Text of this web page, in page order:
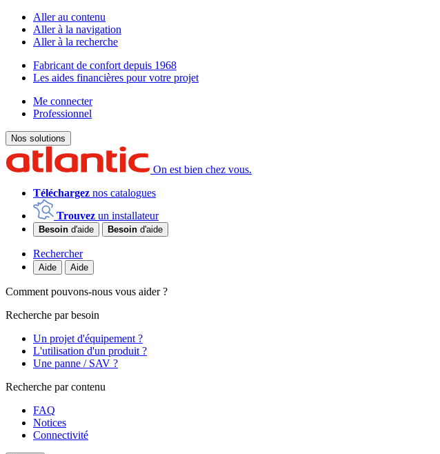
Aller au contenu
Aller à la navigation
Aller à la recherche
Fabricant de confort depuis 1968
Les aides financières pour votre projet
Me connecter
Professionnel
Nos solutions
On est bien chez vous.
Téléchargez nos catalogues
Trouvez un installateur
Besoin d'aide Besoin d'aide
Rechercher
Aide Aide
Comment pouvons-nous vous aider ?
Recherche par besoin
Un projet d'équipement ?
L'utilisation d'un produit ?
Une panne / SAV ?
Recherche par contenu
FAQ
Notices
Connectivité